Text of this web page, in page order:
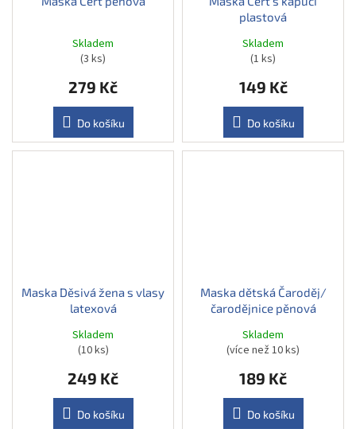
Skladem
(3 ks)
279 Kč
Do košíku
plastová
Skladem
(1 ks)
149 Kč
Do košíku
Maska Děsivá žena s vlasy
latexová
Skladem
(10 ks)
249 Kč
Do košíku
Maska dětská Čaroděj/
čarodějnice pěnová
Skladem
(více než 10 ks)
189 Kč
Do košíku